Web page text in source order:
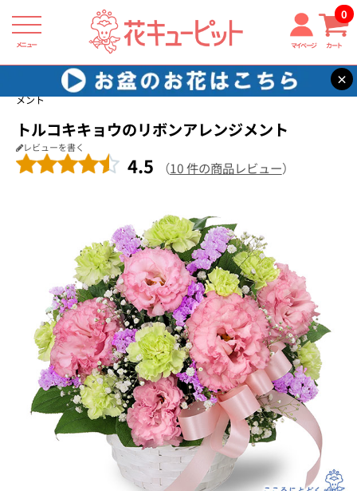
メニュー マイページ カート
0
×
花キューピット お祝い
【お祝い】トルコキキョウのリボンアレンジ
メント
トルコキキョウのリボンアレンジメント
レビューを書く
4.5 （10 件の商品レビュー）